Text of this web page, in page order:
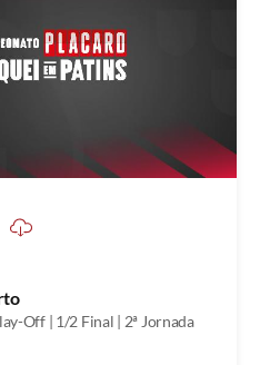
Off | 1/2 Final | 2ª Jornada